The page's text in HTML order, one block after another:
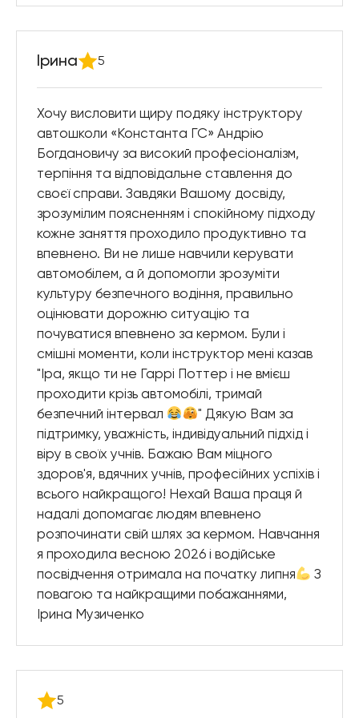
Ірина 5
Хочу висловити щиру подяку інструктору
автошколи «Константа ГС» Андрію
Богдановичу за високий професіоналізм,
терпіння та відповідальне ставлення до
своєї справи. Завдяки Вашому досвіду,
зрозумілим поясненням і спокійному підходу
кожне заняття проходило продуктивно та
впевнено. Ви не лише навчили керувати
автомобілем, а й допомогли зрозуміти
культуру безпечного водіння, правильно
оцінювати дорожню ситуацію та
почуватися впевнено за кермом. Були і
смішні моменти, коли інструктор мені казав
"Іра, якщо ти не Гаррі Поттер і не вмієш
проходити крізь автомобілі, тримай
безпечний інтервал
" Дякую Вам за
підтримку, уважність, індивідуальний підхід і
віру в своїх учнів. Бажаю Вам міцного
здоров'я, вдячних учнів, професійних успіхів і
всього найкращого! Нехай Ваша праця й
надалі допомагає людям впевнено
розпочинати свій шлях за кермом. Навчання
я проходила весною 2026 і водійське
посвідчення отримала на початку липня
З
повагою та найкращими побажаннями,
Ірина Музиченко
5